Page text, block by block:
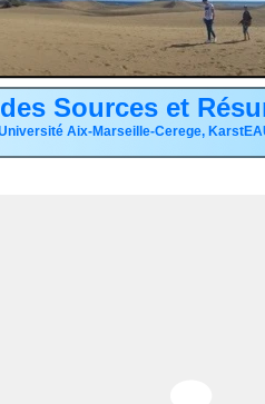
Sources et
Aix-Marseille-Cerege,